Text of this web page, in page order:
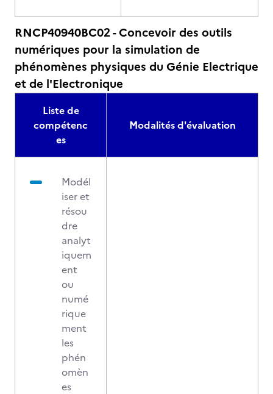
RNCP40940BC02 - Concevoir des outils
numériques pour la simulation de
phénomènes physiques du Génie Electrique
et de l'Electronique
Liste de
compétenc
es
Modalités d'évaluation
Modél
iser et
résou
dre
analyt
iquem
ent
ou
numé
rique
ment
les
phén
omèn
es